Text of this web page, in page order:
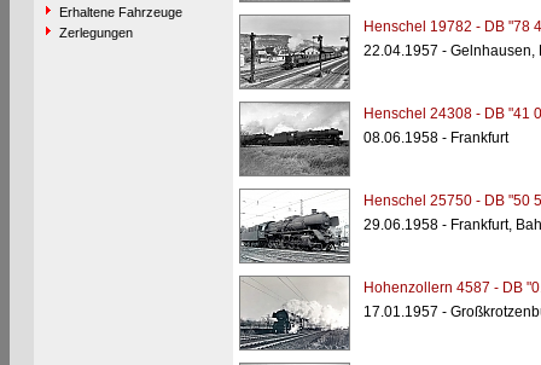
Erhaltene Fahrzeuge
Zerlegungen
Henschel 19782 - DB "78
22.04.1957 - Gelnhausen,
Henschel 24308 - DB "41
08.06.1958 - Frankfurt
Henschel 25750 - DB "50
29.06.1958 - Frankfurt,
Hohenzollern 4587 - DB
17.01.1957 -